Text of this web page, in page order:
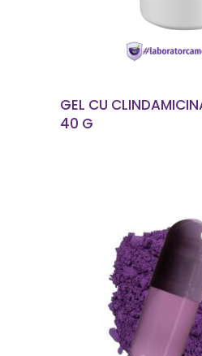
GEL CU
40 G
CITEȘTE